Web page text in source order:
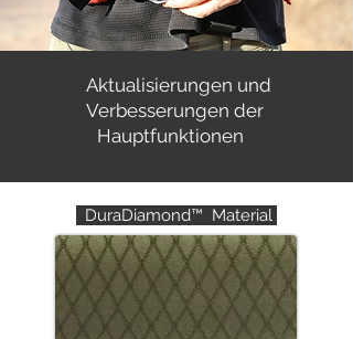
Aktualisierungen und
Verbesserungen der
Hauptfunktionen
DuraDiamond™ Material